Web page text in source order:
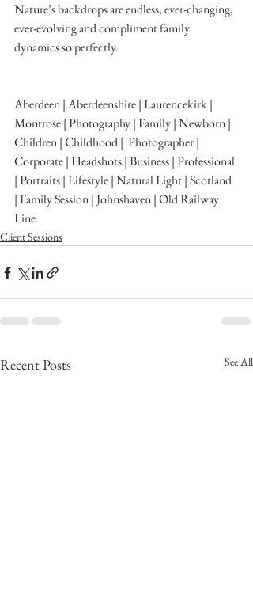
Nature’s backdrops are endless, ever-changing,
ever-evolving and compliment family
dynamics so perfectly.
Aberdeen | Aberdeenshire | Laurencekirk |
Montrose | Photography | Family | Newborn |
Children | Childhood |  Photographer |
Corporate | Headshots | Business | Professional
| Portraits | Lifestyle | Natural Light | Scotland
| Family Session | Johnshaven | Old Railway
Line
Client Sessions
Recent Posts See All